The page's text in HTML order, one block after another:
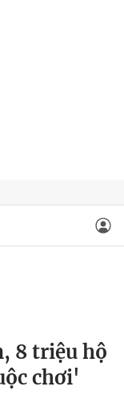
8 triệu hộ
chơi'